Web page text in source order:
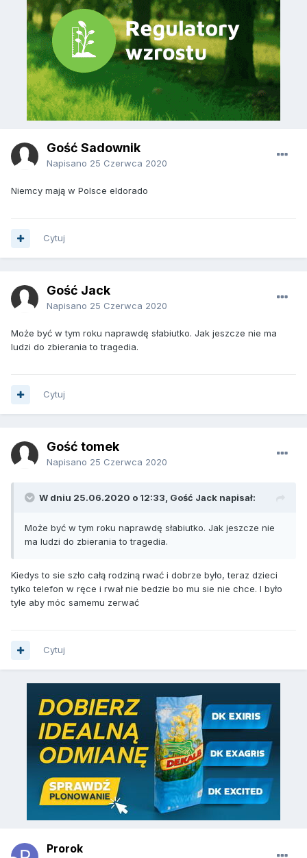
Gość Sadownik
Napisano 25 Czerwca 2020
Niemcy mają w Polsce eldorado
Cytuj
Gość Jack
Napisano 25 Czerwca 2020
Może być w tym roku naprawdę słabiutko. Jak jeszcze nie ma
ludzi do zbierania to tragedia.
Cytuj
Gość tomek
Napisano 25 Czerwca 2020
W dniu 25.06.2020 o 12:33, Gość Jack napisał:
Może być w tym roku naprawdę słabiutko. Jak jeszcze nie
ma ludzi do zbierania to tragedia.
Kiedys to sie szło całą rodziną rwać i dobrze było, teraz dzieci
tylko telefon w ręce i rwał nie bedzie bo mu sie nie chce. I było
tyle aby móc samemu zerwać
Cytuj
Prorok